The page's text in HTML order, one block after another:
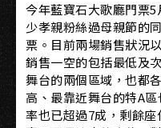
今年藍寶石大歌廳門票
少孝親粉絲過母親節的
票。目前兩場銷售狀況
銷售一空的包括最低及
舞台的兩個區域，也都
高、最靠近舞台的特A
率也已超過7成，剩餘